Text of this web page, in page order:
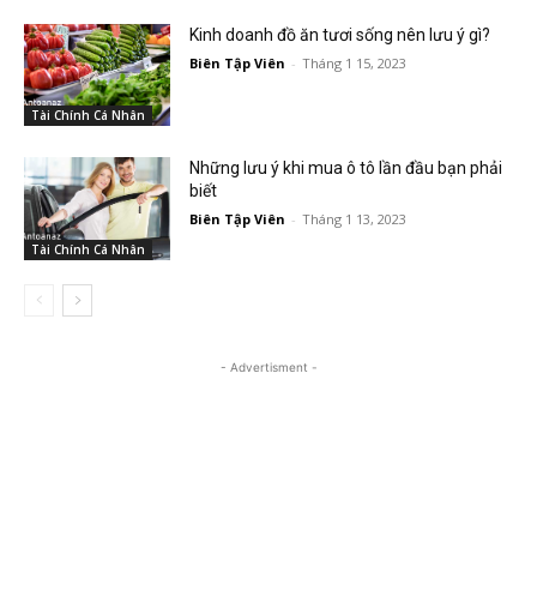
Tài Chính Cá Nhân
Kinh doanh đồ ăn tươi sống nên lưu ý gì?
Biên Tập Viên - Tháng 1 15, 2023
Tài Chính Cá Nhân
Những lưu ý khi mua ô tô lần đầu bạn phải
biết
Biên Tập Viên - Tháng 1 13, 2023
- Advertisment -